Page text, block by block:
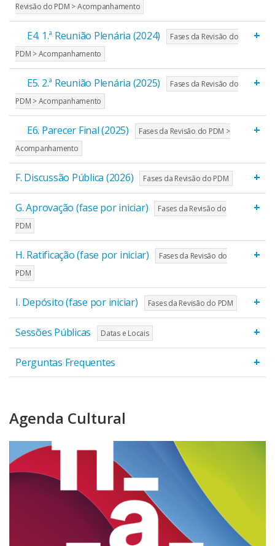
Revisão do PDM > Acompanhamento
+
E4. 1.ª Reunião Plenária (2024)
Fases da Revisão do
PDM > Acompanhamento
+
E5. 2.ª Reunião Plenária (2025)
Fases da Revisão do
PDM > Acompanhamento
+
E6. Parecer Final (2025)
Fases da Revisão do PDM >
Acompanhamento
+
F. Discussão Pública (2026) Fases da Revisão do PDM
+
G. Aprovação (fase por iniciar)
Fases da Revisão do
PDM
+
H. Ratificação (fase por iniciar)
Fases da Revisão do
PDM
+
I. Depósito (fase por iniciar) Fases da Revisão do PDM
+
Sessões Públicas Datas e Locais
+
Perguntas Frequentes
Agenda Cultural